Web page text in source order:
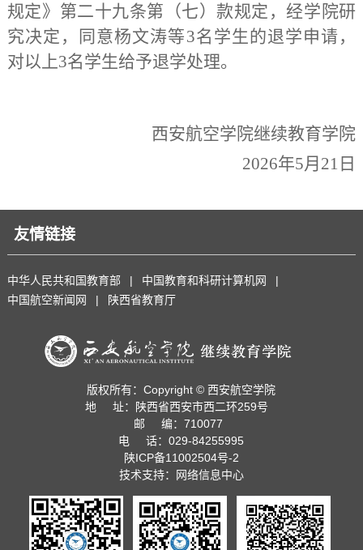
规定》第二十九条第（七）款规定，经学院研
究决定，同意杨文涛等3名学生的退学申请，
对以上3名学生给予退学处理。
西安航空学院继续教育学院
2026年5月21日
友情链接
中华人民共和国教育部 | 中国教育和科研计算机网
|
中国航空新闻网
| 陕西省教育厅
版权所有：Copyright © 西安航空学院
地 址：陕西省西安市西二环259号
邮 编：710077
电 话：029-84255995
陕ICP备11002504号-2
技术支持：网络信息中心